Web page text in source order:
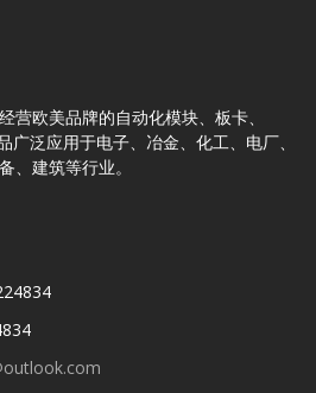
营欧美品牌的自动化模块、板卡、
广泛应用于电子、冶金、化工、电厂、
、建筑等行业。